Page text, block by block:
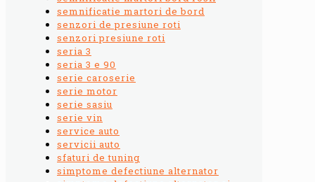
semnificatie martori de bord
senzori de presiune roti
senzori presiune roti
seria 3
seria 3 e 90
serie caroserie
serie motor
serie sasiu
serie vin
service auto
servicii auto
sfaturi de tuning
simptome defectiune alternator